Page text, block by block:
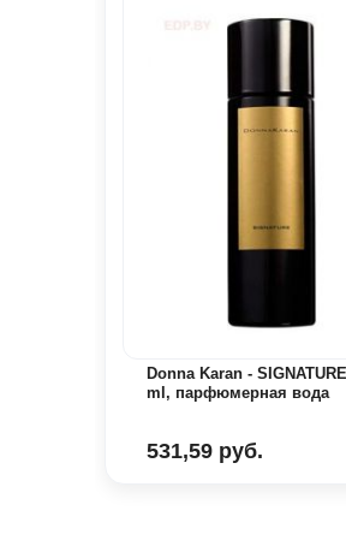
Donna Karan -
ml, парфюмерная вода
531,59 руб.